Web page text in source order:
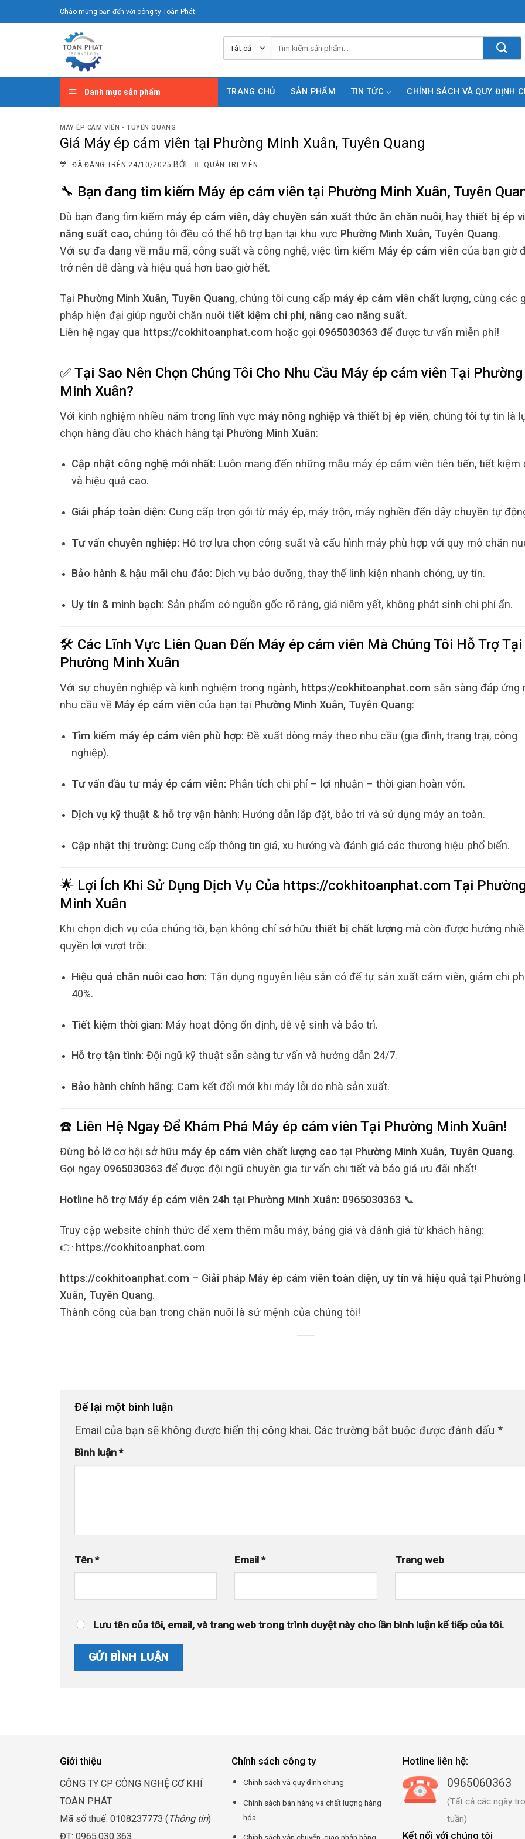
đến
Chào mừng bạn đến với công ty Toàn Phát
Danh mục sản phẩm TRANG CHỦ SẢN PHẨM TIN TỨC CHÍNH SÁCH VÀ QUY ĐỊNH
MÁY ÉP CÁM VIÊN - TUYÊN QUANG
Giá Máy ép cám viên tại Phường Minh Xuân, Tuyên Quang
ĐÃ ĐĂNG TRÊN 24/10/2025 BỞI QUẢN TRỊ VIÊN
🔧 Bạn đang tìm kiếm Máy ép cám viên tại Phường Minh Xuân, Tuyên
Dù bạn đang tìm kiếm máy ép cám viên, dây chuyền sản xuất thức ăn chăn nuôi, hay thiết bị ép
năng suất cao, chúng tôi đều có thể hỗ trợ bạn tại khu vực Phường Minh Xuân, Tuyên Quang.
Với sự đa dạng về mẫu mã, công suất và công nghệ, việc tìm kiếm Máy ép cám viên của bạn giờ
trở nên dễ dàng và hiệu quả hơn bao giờ hết.
Tại Phường Minh Xuân, Tuyên Quang, chúng tôi cung cấp máy ép cám viên chất lượng, cùng các
pháp hiện đại giúp người chăn nuôi tiết kiệm chi phí, nâng cao năng suất.
Liên hệ ngay qua https://cokhitoanphat.com hoặc gọi 0965030363 để được tư vấn miễn phí!
✅ Tại Sao Nên Chọn Chúng Tôi Cho Nhu Cầu Máy ép cám viên Tại Phường
Minh Xuân?
Với kinh nghiệm nhiều năm trong lĩnh vực máy nông nghiệp và thiết bị ép viên, chúng tôi tự tin là
chọn hàng đầu cho khách hàng tại Phường Minh Xuân:
Cập nhật công nghệ mới nhất: Luôn mang đến những mẫu máy ép cám viên tiên tiến, tiết kiệm
và hiệu quả cao.
Giải pháp toàn diện: Cung cấp trọn gói từ máy ép, máy trộn, máy nghiền đến dây chuyền tự
Tư vấn chuyên nghiệp: Hỗ trợ lựa chọn công suất và cấu hình máy phù hợp với quy mô chăn
Bảo hành & hậu mãi chu đáo: Dịch vụ bảo dưỡng, thay thế linh kiện nhanh chóng, uy tín.
Uy tín & minh bạch: Sản phẩm có nguồn gốc rõ ràng, giá niêm yết, không phát sinh chi phí ẩn.
🛠️ Các Lĩnh Vực Liên Quan Đến Máy ép cám viên Mà Chúng Tôi Hỗ Trợ Tại
Phường Minh Xuân
Với sự chuyên nghiệp và kinh nghiệm trong ngành, https://cokhitoanphat.com sẵn sàng đáp ứng
nhu cầu về Máy ép cám viên của bạn tại Phường Minh Xuân, Tuyên Quang:
Tìm kiếm máy ép cám viên phù hợp: Đề xuất dòng máy theo nhu cầu (gia đình, trang trại, công
nghiệp).
Tư vấn đầu tư máy ép cám viên: Phân tích chi phí – lợi nhuận – thời gian hoàn vốn.
Dịch vụ kỹ thuật & hỗ trợ vận hành: Hướng dẫn lắp đặt, bảo trì và sử dụng máy an toàn.
Cập nhật thị trường: Cung cấp thông tin giá, xu hướng và đánh giá các thương hiệu phổ biến.
🌟 Lợi Ích Khi Sử Dụng Dịch Vụ Của https://cokhitoanphat.com Tại
Minh Xuân
Khi chọn dịch vụ của chúng tôi, bạn không chỉ sở hữu thiết bị chất lượng mà còn được hưởng
quyền lợi vượt trội:
Hiệu quả chăn nuôi cao hơn: Tận dụng nguyên liệu sẵn có để tự sản xuất cám viên, giảm chi
40%.
Tiết kiệm thời gian: Máy hoạt động ổn định, dễ vệ sinh và bảo trì.
Hỗ trợ tận tình: Đội ngũ kỹ thuật sẵn sàng tư vấn và hướng dẫn 24/7.
Bảo hành chính hãng: Cam kết đổi mới khi máy lỗi do nhà sản xuất.
☎️ Liên Hệ Ngay Để Khám Phá Máy ép cám viên Tại Phường Minh Xuân!
Đừng bỏ lỡ cơ hội sở hữu máy ép cám viên chất lượng cao tại Phường Minh Xuân, Tuyên Quang.
Gọi ngay 0965030363 để được đội ngũ chuyên gia tư vấn chi tiết và báo giá ưu đãi nhất!
Hotline hỗ trợ Máy ép cám viên 24h tại Phường Minh Xuân: 0965030363 📞
Truy cập website chính thức để xem thêm mẫu máy, bảng giá và đánh giá từ khách hàng:
👉 https://cokhitoanphat.com
https://cokhitoanphat.com – Giải pháp Máy ép cám viên toàn diện, uy tín và hiệu quả tại Phường
Xuân, Tuyên Quang.
Thành công của bạn trong chăn nuôi là sứ mệnh của chúng tôi!
Để lại một bình luận
Email của bạn sẽ không được hiển thị công khai. Các trường bắt buộc được đánh dấu *
Bình luận *
Tên * Email* Trang web
Lưu tên của tôi, email, và trang web trong trình duyệt này cho lần bình luận kế tiếp của tôi.
Giới thiệu
CÔNG TY CP CÔNG NGHỆ CƠ KHÍ
TOÀN PHÁT
Mã số thuế: 0108237773 ( Thông tin)
ĐT: 0965.030.363
Chính sách công ty
Chính sách và quy định chung
Chính sách bán hàng và chất lượng hàng
hóa
Hotline liên hệ:
0965060363
(Tất cả các ngày
tuần)
Kết nối với chúng tôi